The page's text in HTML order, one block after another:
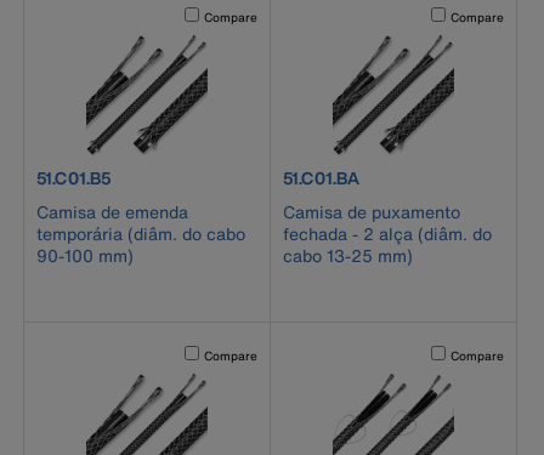
Activating this element will cause content on the page to
Compare
product number 51.C01.B5
51.C01.B5
Camisa de emenda
temporária (diâm. do cabo
90-100 mm)
Activating this
Compare
product number 51.C01.BA
51.C01.BA
Camisa de puxamento
fechada - 2 alça (diâm. do
cabo 13-25 mm)
Activating this element will cause content on the page to
Compare Activating this
Compare